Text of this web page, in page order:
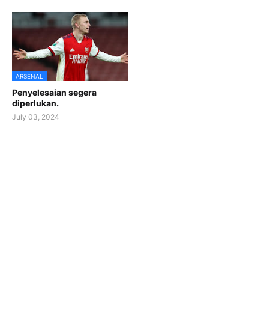
ARSENAL
Penyelesaian segera
diperlukan.
July 03, 2024